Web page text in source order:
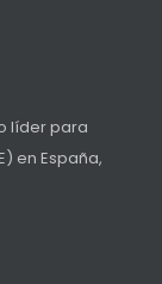
líder para
en España,